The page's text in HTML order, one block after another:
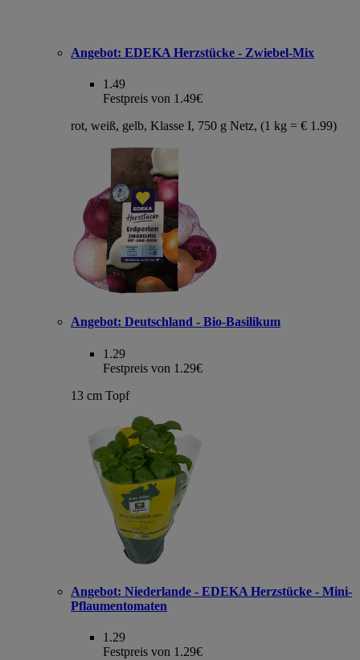
Angebot: EDEKA Herzstücke - Zwiebel-Mix
1.49
Festpreis von 1.49€
rot, weiß, gelb, Klasse I, 750 g Netz, (1 kg = € 1.99)
Angebot: Deutschland - Bio-Basilikum
1.29
Festpreis von 1.29€
13 cm Topf
Angebot: Niederlande - EDEKA Herzstücke - Mini-
Pflaumentomaten
1.29
Festpreis von 1.29€